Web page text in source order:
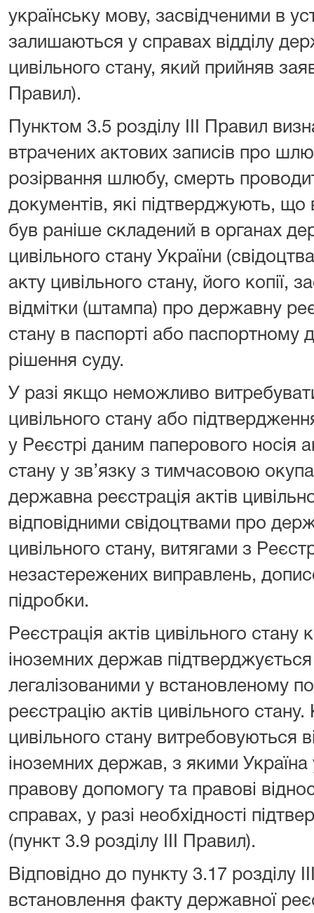
українську мову, засвідченими в
залишаються у справах відділу
цивільного стану, який прийняв
Правил).
Пунктом 3.5 розділу ІІІ Правил
втрачених актових записів про
розірвання шлюбу, смерть
документів, які підтверджують, що
був раніше складений в органах
цивільного стану України
акту цивільного стану, його копії,
відмітки (штампа) про державну
стану в паспорті або паспортному
рішення суду.
У разі якщо неможливо
цивільного стану або
у Реєстрі даним паперового носія
стану у зв’язку з тимчасовою
державна реєстрація актів
відповідними свідоцтвами про
цивільного стану, витягами з
незастережених виправлень,
підробки.
Реєстрація актів цивільного
іноземних держав підтверджується
легалізованими у встановленому
реєстрацію актів цивільного стану.
цивільного стану витребовуються
іноземних держав, з якими
правову допомогу та правові
справах, у разі необхідності
(пункт 3.9 розділу ІІІ Правил).
Відповідно до пункту 3.17 розділу
встановлення факту державної